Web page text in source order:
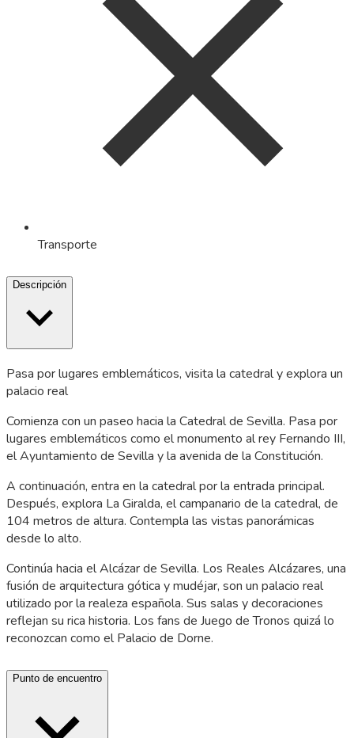
Transporte
Descripción
Pasa por lugares emblemáticos, visita la catedral y explora un
palacio real
Comienza con un paseo hacia la Catedral de Sevilla. Pasa por
lugares emblemáticos como el monumento al rey Fernando III,
el Ayuntamiento de Sevilla y la avenida de la Constitución.
A continuación, entra en la catedral por la entrada principal.
Después, explora La Giralda, el campanario de la catedral, de
104 metros de altura. Contempla las vistas panorámicas
desde lo alto.
Continúa hacia el Alcázar de Sevilla. Los Reales Alcázares, una
fusión de arquitectura gótica y mudéjar, son un palacio real
utilizado por la realeza española. Sus salas y decoraciones
reflejan su rica historia. Los fans de Juego de Tronos quizá lo
reconozcan como el Palacio de Dorne.
Punto de encuentro